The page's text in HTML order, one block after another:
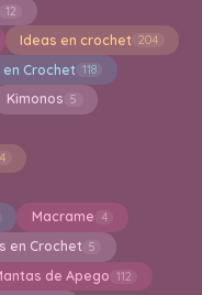
12
Ideas en crochet 204
Crochet 118
Kimonos 5
4
Macrame 4
en Crochet 5
de Apego 112